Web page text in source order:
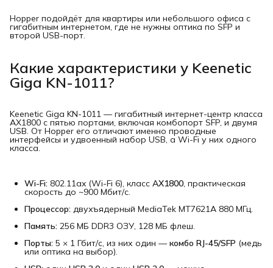
Hopper подойдёт для квартиры или небольшого офиса с
гигабитным интернетом, где не нужны оптика по SFP и
второй USB-порт.
Какие характеристики у Keenetic
Giga KN-1011?
Keenetic Giga KN-1011 — гигабитный интернет-центр класса
AX1800 с пятью портами, включая комбопорт SFP, и двумя
USB. От Hopper его отличают именно проводные
интерфейсы и удвоенный набор USB, а Wi-Fi у них одного
класса.
Wi-Fi: 802.11ax (Wi-Fi 6), класс AX1800, практическая
скорость до ~900 Мбит/с.
Процессор: двухъядерный MediaTek MT7621A 880 МГц.
Память: 256 МБ DDR3 ОЗУ, 128 МБ флеш.
Порты: 5 × 1 Гбит/с, из них один —комбо RJ-45/SFP (медь
или оптика на выбор).